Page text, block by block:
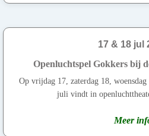
17 & 18 jul
Openluchtspel Gokkers bij
Op vrijdag 17, zaterdag 18,
juli vindt in
Meer